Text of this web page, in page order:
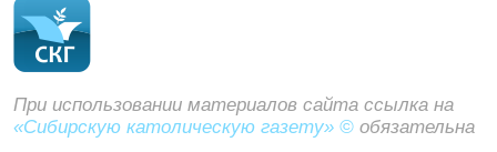
При использовании материалов сайта ссылка на
«Сибирскую католическую газету» © обязательна